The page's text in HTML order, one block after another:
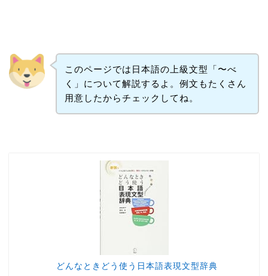
このページでは日本語の上級文型「〜べ
く」について解説するよ。例文もたくさん
用意したからチェックしてね。
どんなときどう使う日本語表現文型辞典